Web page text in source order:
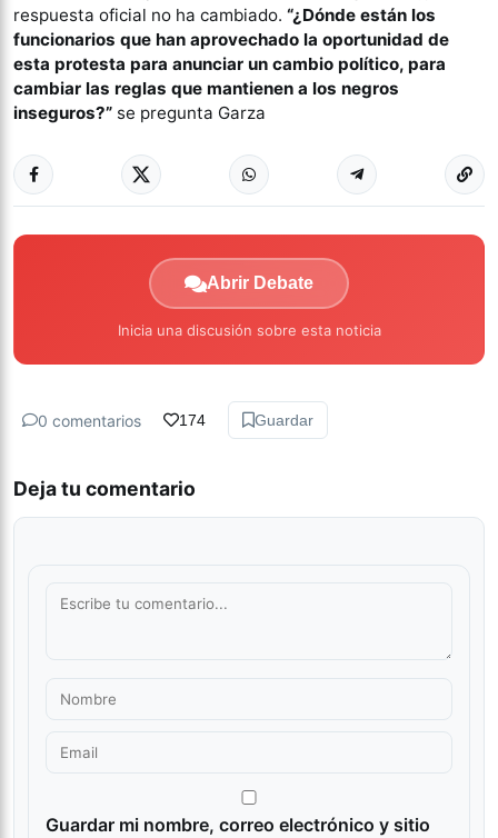
respuesta oficial no ha cambiado. “¿Dónde están los
funcionarios que han aprovechado la oportunidad de
esta protesta para anunciar un cambio político, para
cambiar las reglas que mantienen a los negros
inseguros?” se pregunta Garza
Abrir Debate
Inicia una discusión sobre esta noticia
0 comentarios 174 Guardar
Deja tu comentario
Guardar mi nombre, correo electrónico y sitio